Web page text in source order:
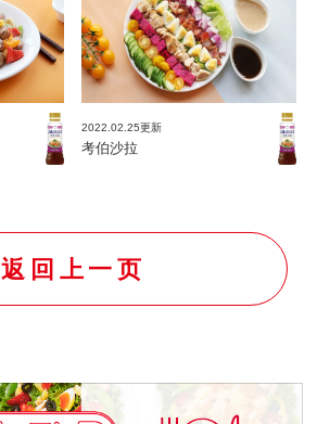
2022.02.25更新
考伯沙拉
返回上一页